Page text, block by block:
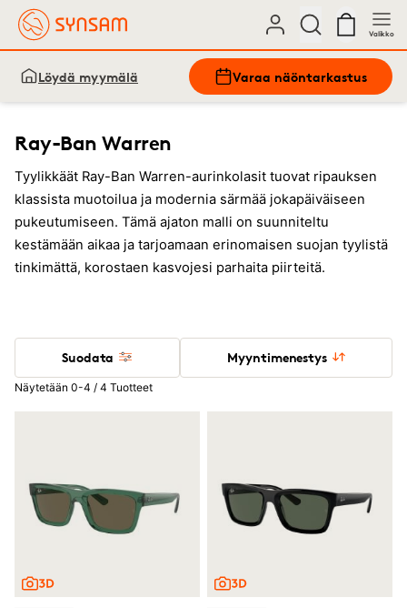
Valikko
Löydä myymälä Varaa näöntarkastus
Ray-Ban Warren
Tyylikkäät Ray-Ban Warren-aurinkolasit tuovat ripauksen
klassista muotoilua ja modernia särmää jokapäiväiseen
pukeutumiseen. Tämä ajaton malli on suunniteltu
kestämään aikaa ja tarjoamaan erinomaisen suojan tyylistä
tinkimättä, korostaen kasvojesi parhaita piirteitä.
Suodata Myyntimenestys
Näytetään 0-4 / 4 Tuotteet